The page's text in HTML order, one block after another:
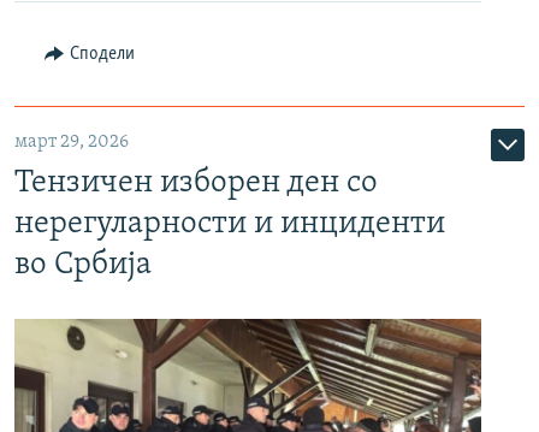
Сподели
март 29, 2026
Тензичен изборен ден со
нерегуларности и инциденти
во Србија